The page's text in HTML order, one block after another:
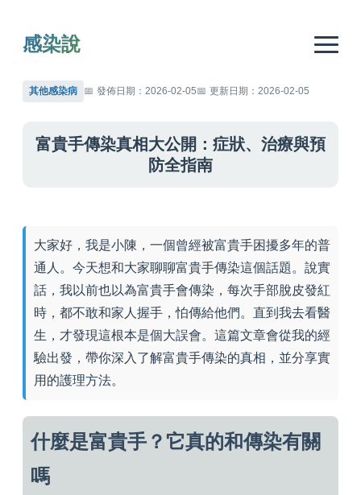
感染說
其他感染病 發佈日期：2026-02-05 更新日期：2026-02-05
富貴手傳染真相大公開：症狀、治療與預
防全指南
大家好，我是小陳，一個曾經被富貴手困擾多年的普
通人。今天想和大家聊聊富貴手傳染這個話題。說實
話，我以前也以為富貴手會傳染，每次手部脫皮發紅
時，都不敢和家人握手，怕傳給他們。直到我去看醫
生，才發現這根本是個大誤會。這篇文章會從我的經
驗出發，帶你深入了解富貴手傳染的真相，並分享實
用的護理方法。
什麼是富貴手？它真的和傳染有關
嗎